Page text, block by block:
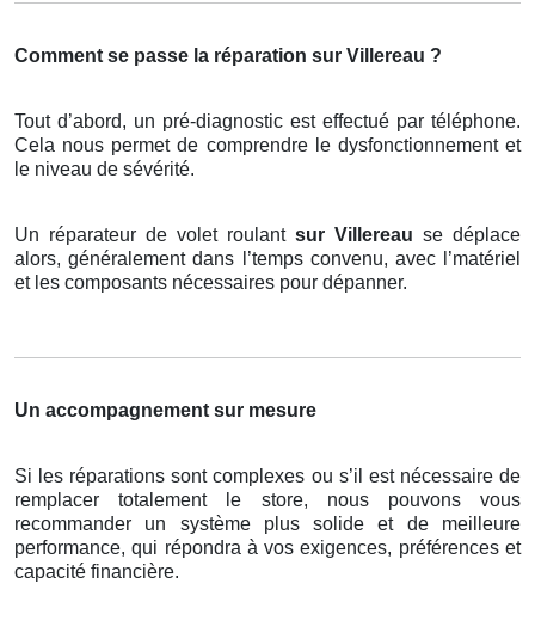
Comment se passe la réparation sur Villereau ?
Tout d’abord, un pré-diagnostic est effectué par téléphone.
Cela nous permet de comprendre le dysfonctionnement et
le niveau de sévérité.
Un réparateur de volet roulant sur Villereau se déplace
alors, généralement dans l’temps convenu, avec l’matériel
et les composants nécessaires pour dépanner.
Un accompagnement sur mesure
Si les réparations sont complexes ou s’il est nécessaire de
remplacer totalement le store, nous pouvons vous
recommander un système plus solide et de meilleure
performance, qui répondra à vos exigences, préférences et
capacité financière.